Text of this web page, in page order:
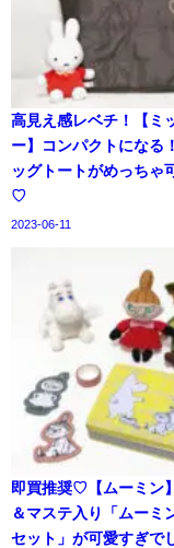
高見え感レベチ！【ミ
ー】コンパクトになる
ッグトートがめっちゃ
♡
2023-06-11
即買推奨♡【ムーミン
＆マステ入り「ムーミ
セット」が可愛すぎで